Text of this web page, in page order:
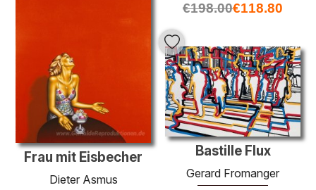
€198.00€118.80
Frau mit Eisbecher
Dieter Asmus
Bastille Flux
Gerard Fromanger